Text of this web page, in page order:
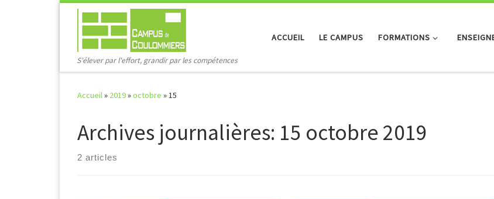
Passer au contenu
S'élever par l'effort, grandir par les compétences
ACCUEIL LE CAMPUS FORMATIONS
Accueil» 2019»octobre »15
Archives journalières: 15 octobre 2019
2 articles